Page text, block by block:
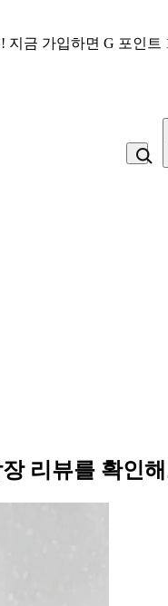
지금 가입하면 G 포인트
리뷰를 확인